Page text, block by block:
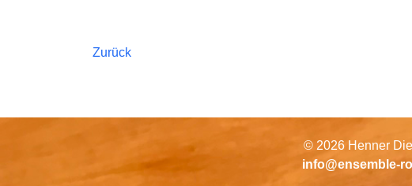
Zurück
© 2026 Henner
info@ensemble-